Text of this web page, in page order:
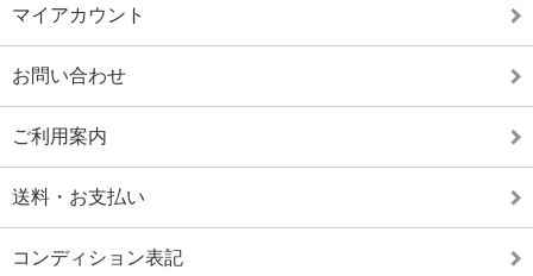
マイアカウント
お問い合わせ
ご利用案内
送料・お支払い
コンディション表記